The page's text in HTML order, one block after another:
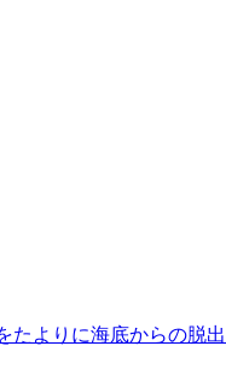
たよりに海底からの脱